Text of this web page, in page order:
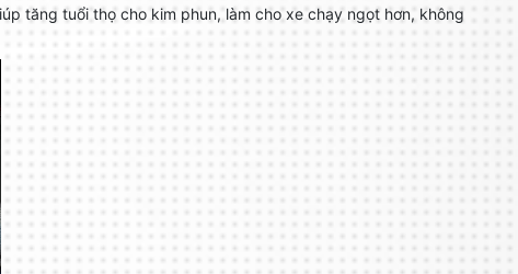
tăng tuổi thọ cho kim phun, làm cho xe chạy ngọt hơn, không